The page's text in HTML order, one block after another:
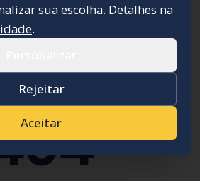
sua escolha. Detalhes na
.
Rejeitar
Aceitar